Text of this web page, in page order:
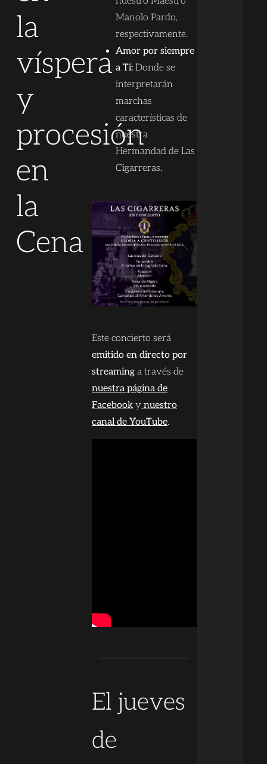
la
víspera
y
procesión
en
la
Cena
Manolo Pardo,
respectivamente.
Amor por siempre
a Ti: Donde se
interpretarán
marchas
características de
nuestra
Hermandad de Las
Cigarreras.
Este concierto será
emitido en directo por
streaming a través de
nuestra página de
Facebook y nuestro
canal de YouTube.
El jueves
de